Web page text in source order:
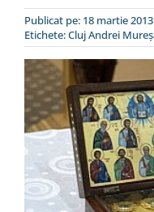
Special
Publicat pe: 18 martie 2013
Etichete:Cluj Andrei